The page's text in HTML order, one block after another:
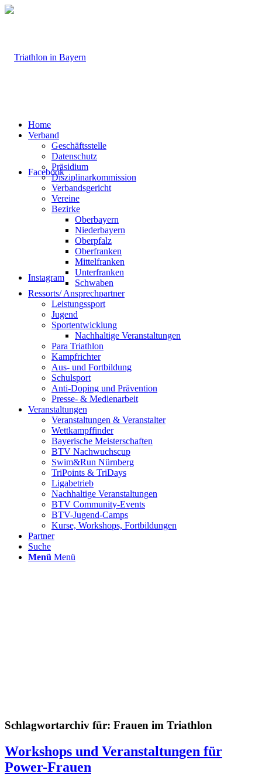
Facebook
Instagram
Home
Verband
Geschäftsstelle
Datenschutz
Präsidium
Disziplinarkommission
Verbandsgericht
Vereine
Bezirke
Oberbayern
Niederbayern
Oberpfalz
Oberfranken
Mittelfranken
Unterfranken
Schwaben
Ressorts/ Ansprechpartner
Leistungssport
Jugend
Sportentwicklung
Nachhaltige Veranstaltungen
Para Triathlon
Kampfrichter
Aus- und Fortbildung
Schulsport
Anti-Doping und Prävention
Presse- & Medienarbeit
Veranstaltungen
Veranstaltungen & Veranstalter
Wettkampffinder
Bayerische Meisterschaften
BTV Nachwuchscup
Swim&Run Nürnberg
TriPoints & TriDays
Ligabetrieb
Nachhaltige Veranstaltungen
BTV Community-Events
BTV-Jugend-Camps
Kurse, Workshops, Fortbildungen
Partner
Suche
Menü Menü
Schlagwortarchiv für: Frauen im Triathlon
Workshops und Veranstaltungen für
Power-Frauen